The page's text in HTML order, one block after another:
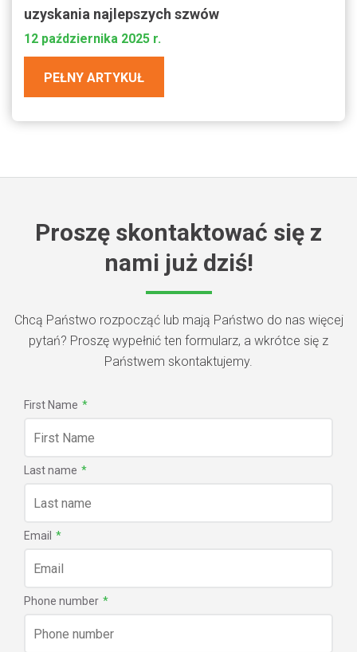
uzyskania najlepszych szwów
12 października 2025 r.
PEŁNY ARTYKUŁ
Proszę skontaktować się z
nami już dziś!
Chcą Państwo rozpocząć lub mają Państwo do nas więcej
pytań? Proszę wypełnić ten formularz, a wkrótce się z
Państwem skontaktujemy.
First Name *
Last name *
Email *
Phone number *